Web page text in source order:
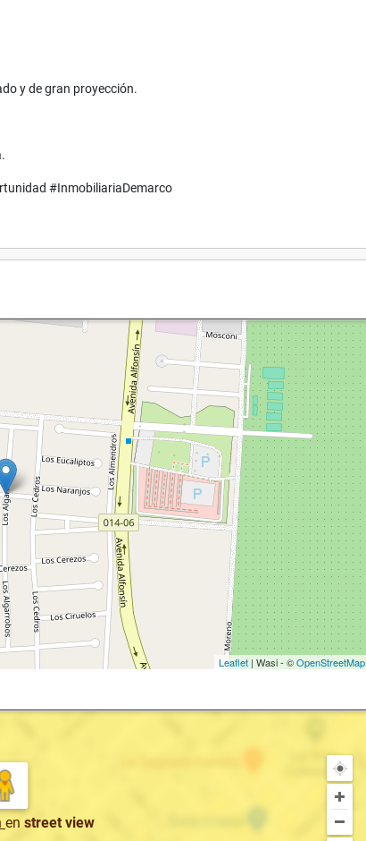
y de gran proyección.
#InmobiliariaDemarco
Leaflet | Wasi - ©OpenStreetMap
en street view